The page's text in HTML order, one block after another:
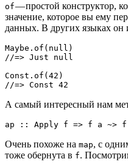
of— простой конструктор,
значение, которое вы ему
данных. В других языках он
Maybe.of(null)
//=> Just null
Const.of(42)
//=> Const 42
А самый интересный нам
ap :: Apply f => f a ~>
Очень похоже на map, с
тоже обернута в f.